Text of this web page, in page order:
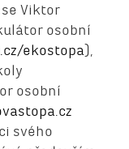
Viktor
osobní
ekostopa),
osobní
svého